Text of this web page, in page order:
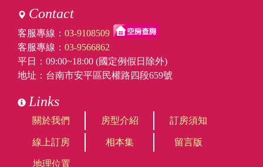
Contact
客服專線： 03-9108509
客服專線： 03-9566862
平日：09:00~18:00 (國定例假日除外)
地址：台南市安平區民權路四段659號
Links
關於我們 房型介紹 訂房須知
線上訂房 相本集 留言版
地理位置